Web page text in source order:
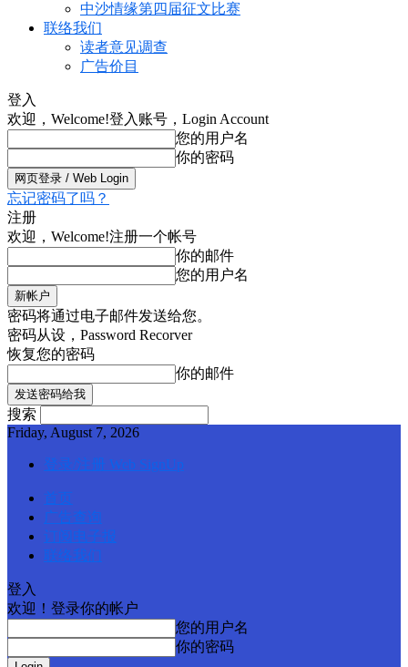
中沙情缘第四届征文比赛
联络我们
读者意见调查
广告价目
登入
欢迎，Welcome!登入账号，Login Account
您的用户名
你的密码
忘记密码了吗？
注册
欢迎，Welcome!注册一个帐号
你的邮件
您的用户名
密码将通过电子邮件发送给您。
密码从设，Password Recorver
恢复您的密码
你的邮件
搜索
Friday, August 7, 2026
登录/注册 Web SignUp
首页
广告查询
订阅电子报
联络我们
登入
欢迎！登录你的帐户
您的用户名
你的密码